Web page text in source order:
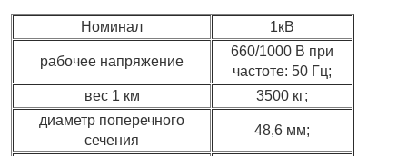
Номинал 1кВ
рабочее напряжение
660/1000 В при
частоте: 50 Гц;
вес 1 км
3500 кг;
диаметр поперечного
сечения
48,6 мм;